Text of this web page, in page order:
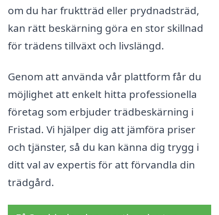
om du har fruktträd eller prydnadsträd,
kan rätt beskärning göra en stor skillnad
för trädens tillväxt och livslängd.
Genom att använda vår plattform får du
möjlighet att enkelt hitta professionella
företag som erbjuder trädbeskärning i
Fristad. Vi hjälper dig att jämföra priser
och tjänster, så du kan känna dig trygg i
ditt val av expertis för att förvandla din
trädgård.